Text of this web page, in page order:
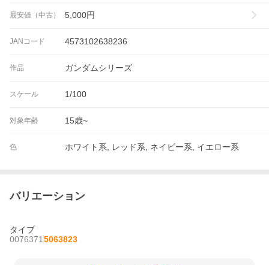
最安値（中古） 5,000円
JANコード 4573102638236
作品 ガンダムシリーズ
スケール 1/100
対象年齢 15歳~
色 ホワイト系, レッド系, ネイビー系, イエロー系
バリエーション
タイプ
0076371 5063823